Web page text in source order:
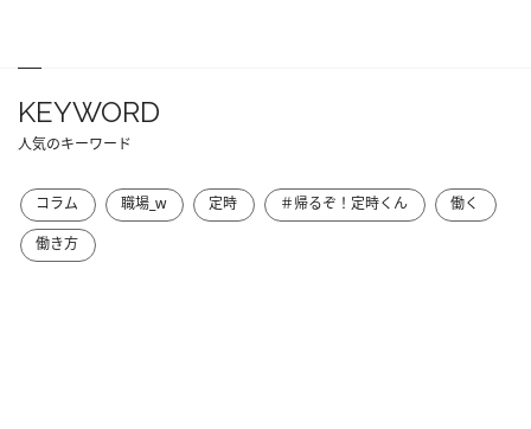
KEYWORD
人気のキーワード
コラム 職場_w 定時 ＃帰るぞ！定時くん
働く
働き方